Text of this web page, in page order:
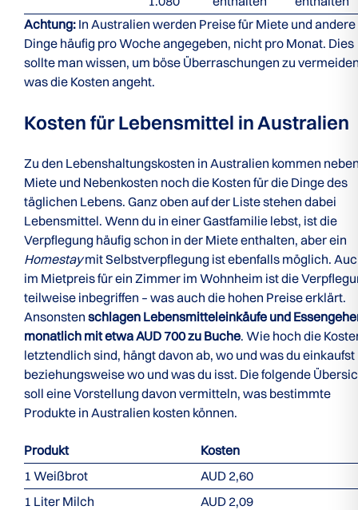
Achtung: In Australien werden Preise für Miete und andere
Dinge häufig pro Woche angegeben, nicht pro Monat. Dies
sollte man wissen, um böse Überraschungen zu
was die Kosten angeht.
Kosten für Lebensmittel in Australien
Zu den Lebenshaltungskosten in Australien kommen
Miete und Nebenkosten noch die Kosten für die Dinge des
täglichen Lebens. Ganz oben auf der Liste stehen dabei
Lebensmittel. Wenn du in einer Gastfamilie lebst, ist die
Verpflegung häufig schon in der Miete enthalten, aber ein
Homestaymit Selbstverpflegung ist ebenfalls möglich.
im Mietpreis für ein Zimmer im Wohnheim ist die
teilweise inbegriffen – was auch die hohen Preise erklärt.
Ansonsten schlagen Lebensmitteleinkäufe und
monatlich mit etwa AUD 700 zu Buche. Wie hoch die
letztendlich sind, hängt davon ab, wo und was du einkaufst
beziehungsweise wo und was du isst. Die folgende
soll eine Vorstellung davon vermitteln, was bestimmte
Produkte in Australien kosten können.
Produkt
Kosten
1 Weißbrot
AUD 2,60
1 Liter Milch
AUD 2,09